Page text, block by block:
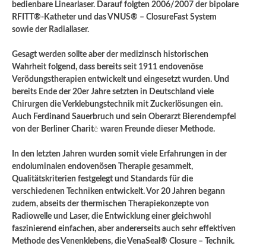
bedienbare Linearlaser. Darauf folgten 2006/2007 der bipolare
RFITT®-Katheter und das VNUS® – ClosureFast System
sowie der Radiallaser.
Gesagt werden sollte aber der medizinsch historischen
Wahrheit folgend, dass bereits seit 1911 endovenöse
Verödungstherapien entwickelt und eingesetzt wurden. Und
bereits Ende der 20er Jahre setzten in Deutschland viele
Chirurgen die Verklebungstechnik mit Zuckerlösungen ein.
Auch Ferdinand Sauerbruch und sein Oberarzt Bierendempfel
von der Berliner Charitè waren Freunde dieser Methode.
In den letzten Jahren wurden somit viele Erfahrungen in der
endoluminalen endovenösen Therapie gesammelt,
Qualitätskriterien festgelegt und Standards für die
verschiedenen Techniken entwickelt. Vor 20 Jahren begann
zudem, abseits der thermischen Therapiekonzepte von
Radiowelle und Laser, die Entwicklung einer gleichwohl
faszinierend einfachen, aber andererseits auch sehr effektiven
Methode des Venenklebens, die VenaSeal® Closure – Technik.